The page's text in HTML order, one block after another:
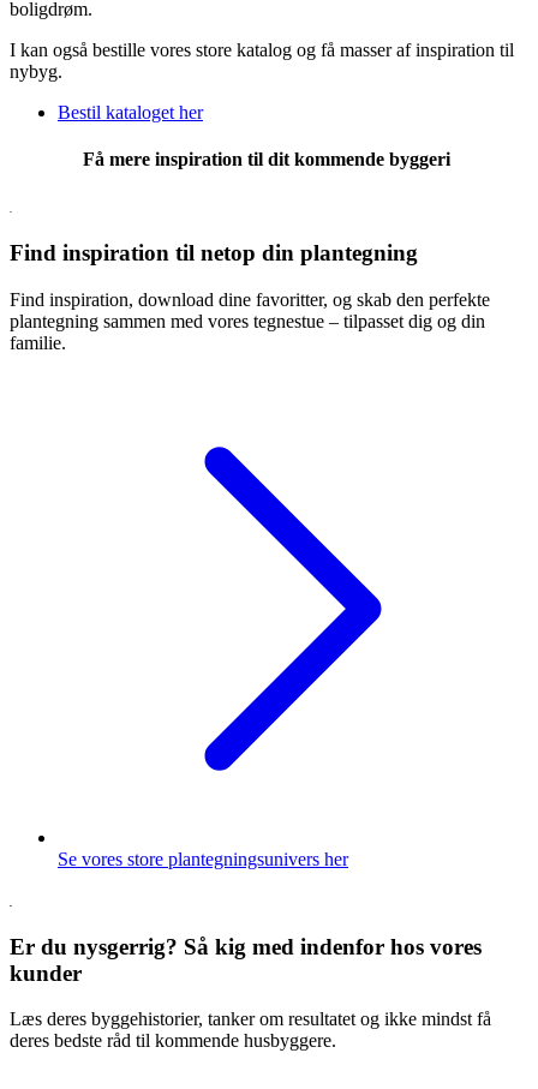
boligdrøm.
I kan også bestille vores store katalog og få masser af inspiration til
nybyg.
Bestil kataloget her
Få mere inspiration til dit kommende byggeri
Find inspiration til netop din plantegning
Find inspiration, download dine favoritter, og skab den perfekte
plantegning sammen med vores tegnestue – tilpasset dig og din
familie.
Se vores store plantegningsunivers her
Er du nysgerrig? Så kig med indenfor hos vores
kunder
Læs deres byggehistorier, tanker om resultatet og ikke mindst få
deres bedste råd til kommende husbyggere.